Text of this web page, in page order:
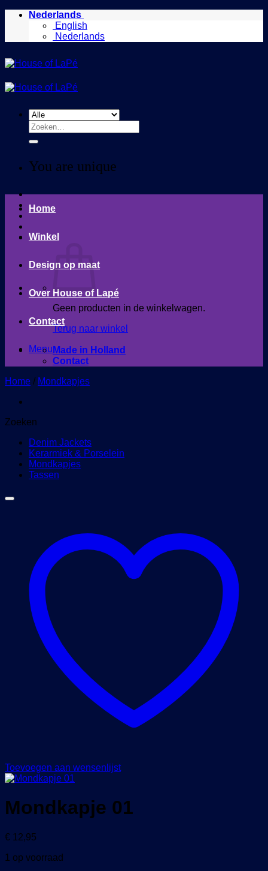
Nederlands
English
Nederlands
Zoeken
naar:
You are unique
Geen producten in de winkelwagen.
Terug naar winkel
Menu
Home
Winkel
Design op maat
Over House of Lapé
Contact
Made in Holland
Contact
Home / Mondkapjes
Zoeken
Denim Jackets
Kerarmiek & Porselein
Mondkapjes
Tassen
Toevoegen aan wensenlijst
Mondkapje 01
€ 12,95
1 op voorraad